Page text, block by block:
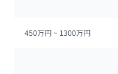
450万円 ~ 1300万円